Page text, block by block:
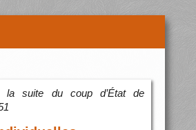
la suite du coup d’État de